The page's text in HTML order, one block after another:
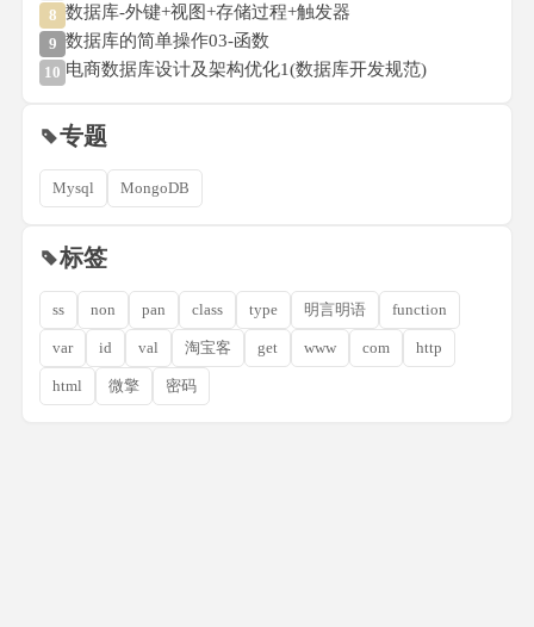
8 数据库-外键+视图+存储过程+触发器
9 数据库的简单操作03-函数
10 电商数据库设计及架构优化1(数据库开发规范)
专题
Mysql MongoDB
标签
ss non pan class type 明言明语 function
var id val 淘宝客 get www com http
html 微擎 密码